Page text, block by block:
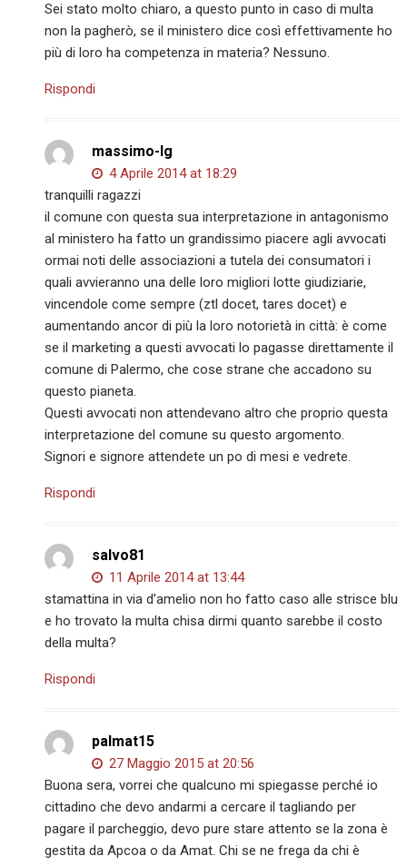
Sei stato molto chiaro, a questo punto in caso di multa
non la pagherò, se il ministero dice così effettivamente ho
più di loro ha competenza in materia? Nessuno.
Rispondi
massimo-lg
4 Aprile 2014 at 18:29
tranquilli ragazzi
il comune con questa sua interpretazione in antagonismo
al ministero ha fatto un grandissimo piacere agli avvocati
ormai noti delle associazioni a tutela dei consumatori i
quali avvieranno una delle loro migliori lotte giudiziarie,
vincendole come sempre (ztl docet, tares docet) e
aumentando ancor di più la loro notorietà in città: è come
se il marketing a questi avvocati lo pagasse direttamente il
comune di Palermo, che cose strane che accadono su
questo pianeta.
Questi avvocati non attendevano altro che proprio questa
interpretazione del comune su questo argomento.
Signori e signore attendete un po di mesi e vedrete.
Rispondi
salvo81
11 Aprile 2014 at 13:44
stamattina in via d’amelio non ho fatto caso alle strisce blu
e ho trovato la multa chisa dirmi quanto sarebbe il costo
della multa?
Rispondi
palmat15
27 Maggio 2015 at 20:56
Buona sera, vorrei che qualcuno mi spiegasse perché io
cittadino che devo andarmi a cercare il tagliando per
pagare il parcheggio, devo pure stare attento se la zona è
gestita da Apcoa o da Amat. Chi se ne frega da chi è